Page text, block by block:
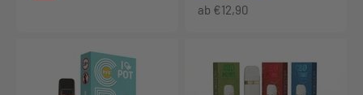
Angebot
ab €12,90